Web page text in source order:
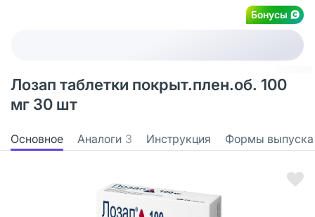
Бонусы
Лозап таблетки покрыт.плен.об. 100
мг 30 шт
Основное Аналоги 3 Инструкция Формы выпуска